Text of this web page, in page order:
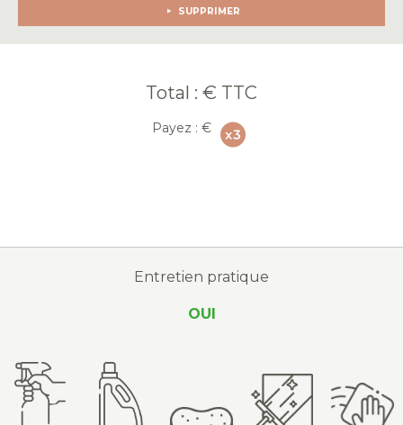
SUPPRIMER
Total : € TTC
Payez :€
Entretien pratique
OUI